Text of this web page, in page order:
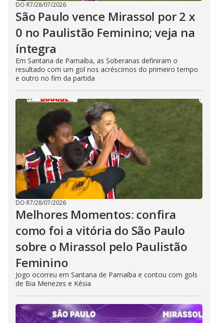
DO R7/28/07/2026
São Paulo vence Mirassol por 2 x
0 no Paulistão Feminino; veja na
íntegra
Em Santana de Parnaíba, as Soberanas definiram o
resultado com um gol nos acréscimos do primeiro tempo
e outro no fim da partida
DO R7/28/07/2026
Melhores Momentos: confira
como foi a vitória do São Paulo
sobre o Mirassol pelo Paulistão
Feminino
Jogo ocorreu em Santana de Parnaíba e contou com gols
de Bia Menezes e Késia